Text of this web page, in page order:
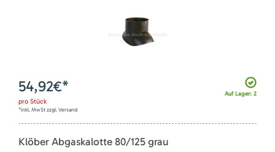
Auf Lager: 2
54,92€*
pro Stück
*inkl. MwSt zzgl. Versand
Klöber Abgaskalotte 80/125 grau